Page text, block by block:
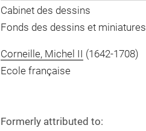
Cabinet des dessins
Fonds des dessins et miniatures
Corneille, Michel II (1642-1708)
Ecole française
Formerly attributed to: